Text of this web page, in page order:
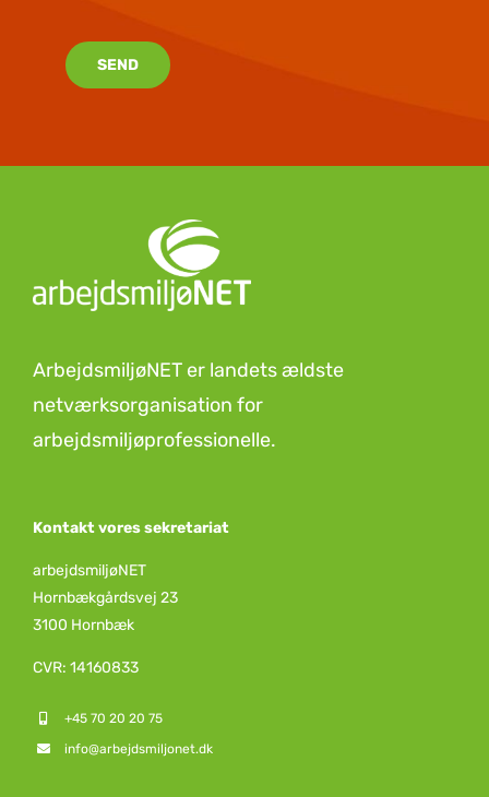
SEND
ArbejdsmiljøNET er landets ældste
netværksorganisation for
arbejdsmiljøprofessionelle.
Kontakt vores sekretariat
arbejdsmiljøNET
Hornbækgårdsvej 23
3100 Hornbæk
CVR: 14160833
+45 70 20 20 75
info@arbejdsmiljonet.dk